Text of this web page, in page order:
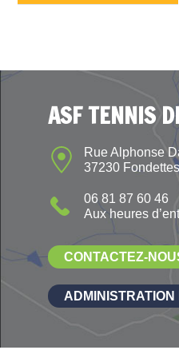
ASF TENNIS
Rue Alphonse
37230 Fondettes
06 81 87 60 46
Aux heures
CONTACTEZ-
ADMINISTRATION